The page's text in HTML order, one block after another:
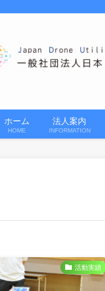
ホーム
HOME
法人案内
INFORMATION
活動実績